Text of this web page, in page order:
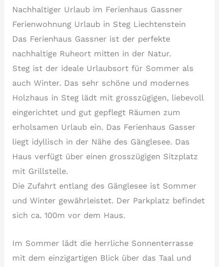
Nachhaltiger Urlaub im Ferienhaus Gassner
Ferienwohnung Urlaub in Steg Liechtenstein
Das Ferienhaus Gassner ist der perfekte
nachhaltige Ruheort mitten in der Natur.
Steg ist der ideale Urlaubsort für Sommer als
auch Winter. Das sehr schöne und modernes
Holzhaus in Steg lädt mit grosszügigen, liebevoll
eingerichtet und gut gepflegt Räumen zum
erholsamen Urlaub ein. Das Ferienhaus Gasser
liegt idyllisch in der Nähe des Gänglesee. Das
Haus verfügt über einen grosszügigen Sitzplatz
mit Grillstelle.
Die Zufahrt entlang des Gänglesee ist Sommer
und Winter gewährleistet. Der Parkplatz befindet
sich ca. 100m vor dem Haus.
Im Sommer lädt die herrliche Sonnenterrasse
mit dem einzigartigen Blick über das Taal und